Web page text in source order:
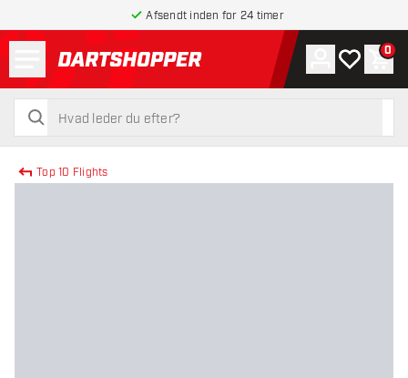
Afsendt inden for 24 timer
tilbage til forsiden
søg
søg
Konto
Min 0
Top 10 Flights